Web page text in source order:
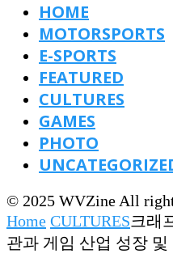
HOME
MOTORSPORTS
E-SPORTS
FEATURED
CULTURES
GAMES
PHOTO
© 2025 WVZine All
Home CULTURES크래
관과 게임 산업 성장 및